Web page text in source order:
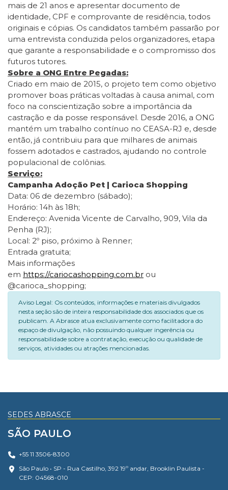
mais de 21 anos e apresentar documento de
identidade, CPF e comprovante de residência, todos
originais e cópias. Os candidatos também passarão por
uma entrevista conduzida pelos organizadores, etapa
que garante a responsabilidade e o compromisso dos
futuros tutores.
Sobre a ONG Entre Pegadas:
Criado em maio de 2015, o projeto tem como objetivo
promover boas práticas voltadas à causa animal, com
foco na conscientização sobre a importância da
castração e da posse responsável. Desde 2016, a ONG
mantém um trabalho contínuo no CEASA-RJ e, desde
então, já contribuiu para que milhares de animais
fossem adotados e castrados, ajudando no controle
populacional de colônias.
Serviço:
Campanha Adoção Pet | Carioca Shopping
Data: 06 de dezembro (sábado);
Horário: 14h às 18h;
Endereço: Avenida Vicente de Carvalho, 909, Vila da
Penha (RJ);
Local: 2º piso, próximo à Renner;
Entrada gratuita;
Mais informações
em https://cariocashopping.com.br ou
@carioca_shopping;
Aviso Legal: Os conteúdos, informações e materiais divulgados
nesta seção são de inteira responsabilidade dos associados que os
publicam. A Abrasce atua exclusivamente como facilitadora do
espaço de divulgação, não possuindo qualquer ingerência ou
responsabilidade sobre a contratação, execução ou qualidade de
serviços, atividades ou atrações mencionadas.
SEDES ABRASCE
SÃO PAULO
+55 11 3506-8300
São Paulo • SP - Rua Castilho, 392 19º andar, Brooklin Paulista -
CEP: 04568-010